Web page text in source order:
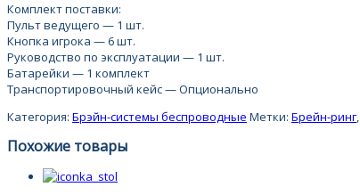
Комплект поставки:
Пульт ведущего — 1 шт.
Кнопка игрока — 6 шт.
Руководство по эксплуатации — 1 шт.
Батарейки — 1 комплект
Транспортировочный кейс — Опционально
Категория: Брэйн-системы беспроводные Метки: Брейн-ринг,
Похожие товары